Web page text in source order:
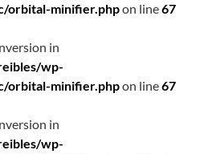
orbital-minifier.phpon line67
in
wp-
orbital-minifier.phpon line67
in
wp-